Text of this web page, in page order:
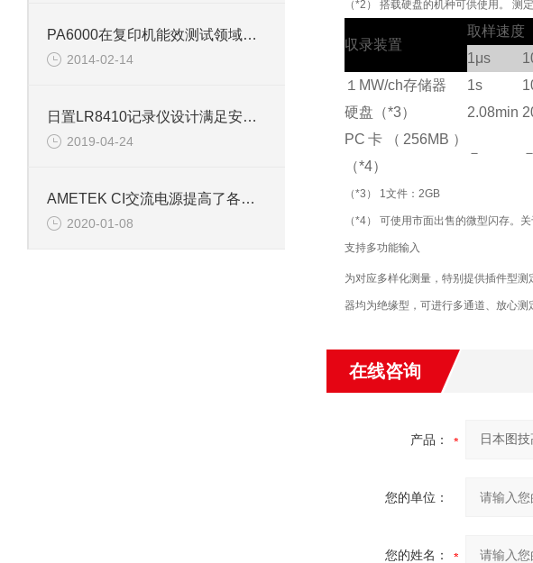
PA6000在复印机能效测试领域的应用
2014-02-14
日置LR8410记录仪设计满足安全标准要求
2019-04-24
AMETEK CI交流电源提高了各部门作业效率贡献
2020-01-08
（*2） 搭载硬盘的机种可供使用。 测
収录装置
取样速度
1μs
１MW/ch存储器
1s
硬盘（*3）
2.08min
PC卡（256MB）
（*4）
－ －
（*3） 1文件：2GB
（*4） 可使用市面出售的微型闪存。
支持多功能输入
为对应多样化测量，特别提供插件型
器均为绝缘型，可进行多通道、放心测
在线咨询
产品：
您的单位：
您的姓名：